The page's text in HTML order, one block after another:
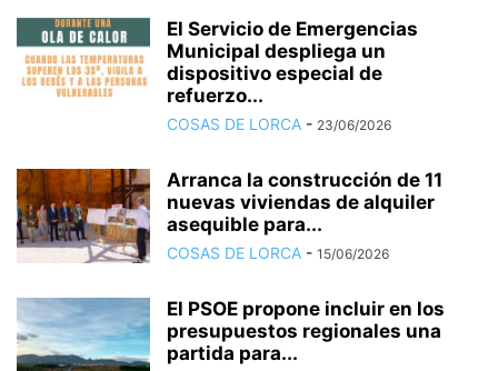
El Servicio de Emergencias
Municipal despliega un
dispositivo especial de
refuerzo...
COSAS DE LORCA - 23/06/2026
Arranca la construcción de 11
nuevas viviendas de alquiler
asequible para...
COSAS DE LORCA - 15/06/2026
El PSOE propone incluir en los
presupuestos regionales una
partida para...